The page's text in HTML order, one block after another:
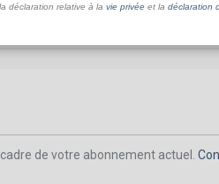
de votre abonnement actuel.
la déclaration relative à la vie privéeet la déclaration